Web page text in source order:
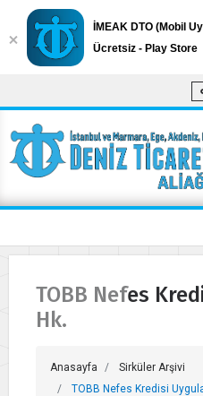
TOBB Nefes
Hk.
Anasayfa
Sirküler Arşivi
TOBB Nefes Kredisi
İMEAK DTO (Mobil
Ücretsiz - Play Store